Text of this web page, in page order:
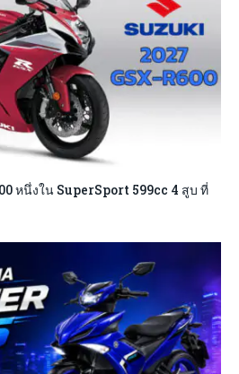
หนึ่งใน SuperSport 599cc 4 สูบ ที่